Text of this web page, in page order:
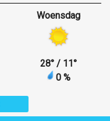
Woensdag
28° / 11°
0 %